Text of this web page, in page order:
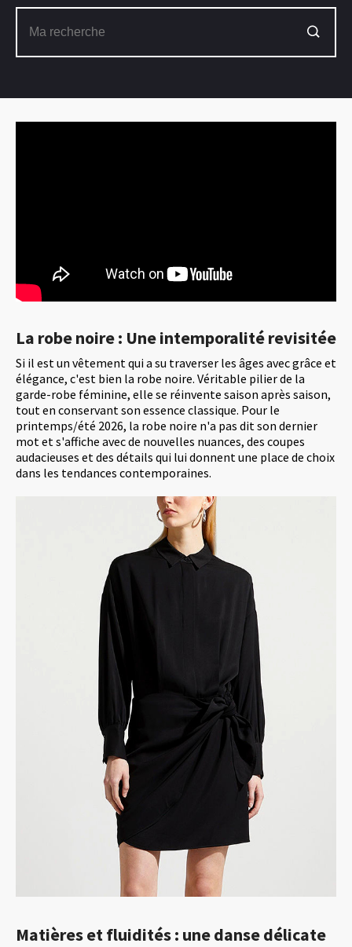
La robe noire : Une intemporalité revisitée
Si il est un vêtement qui a su traverser les âges avec grâce et
élégance, c'est bien la robe noire. Véritable pilier de la
garde-robe féminine, elle se réinvente saison après saison,
tout en conservant son essence classique. Pour le
printemps/été 2026, la robe noire n'a pas dit son dernier
mot et s'affiche avec de nouvelles nuances, des coupes
audacieuses et des détails qui lui donnent une place de choix
dans les tendances contemporaines.
Matières et fluidités : une danse délicate